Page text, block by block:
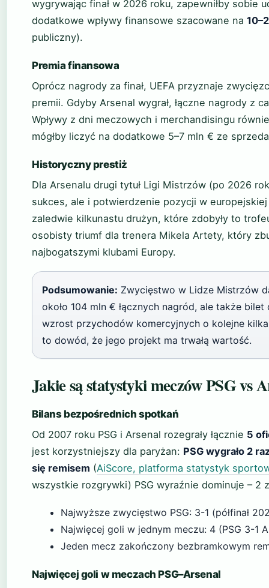
wygrywając finał w 2026 roku, zapewniłby sobie
dodatkowe wpływy finansowe szacowane na
publiczny).
Premia finansowa
Oprócz nagrody za finał, UEFA przyznaje
premii. Gdyby Arsenal wygrał, łączne nagrody z
Wpływy z dni meczowych i merchandisingu
mógłby liczyć na dodatkowe 5–7 mln € ze
Historyczny prestiż
Dla Arsenalu drugi tytuł Ligi Mistrzów (po 2026
sukces, ale i potwierdzenie pozycji w
zaledwie kilkunastu drużyn, które zdobyły to
osobisty triumf dla trenera Mikela Artety, który
najbogatszymi klubami Europy.
Podsumowanie: Zwycięstwo w Lidze Mistrzów
około 104 mln € łącznych nagród, ale także
wzrost przychodów komercyjnych o kolejne
to dowód, że jego projekt ma trwałą wartość.
Jakie są statystyki meczów PSG vs
Bilans bezpośrednich spotkań
Od 2007 roku PSG i Arsenal rozegrały łącznie 5
jest korzystniejszy dla paryżan: PSG wygrało 2
się remisem (AiScore, platforma statystyk
wszystkie rozgrywki) PSG wyraźnie dominuje – 2
Najwyższe zwycięstwo PSG: 3-1 (półfinał
Najwięcej goli w jednym meczu: 4 (PSG 3-1
Jeden mecz zakończony bezbramkowym
Najwięcej goli w meczach PSG–Arsenal